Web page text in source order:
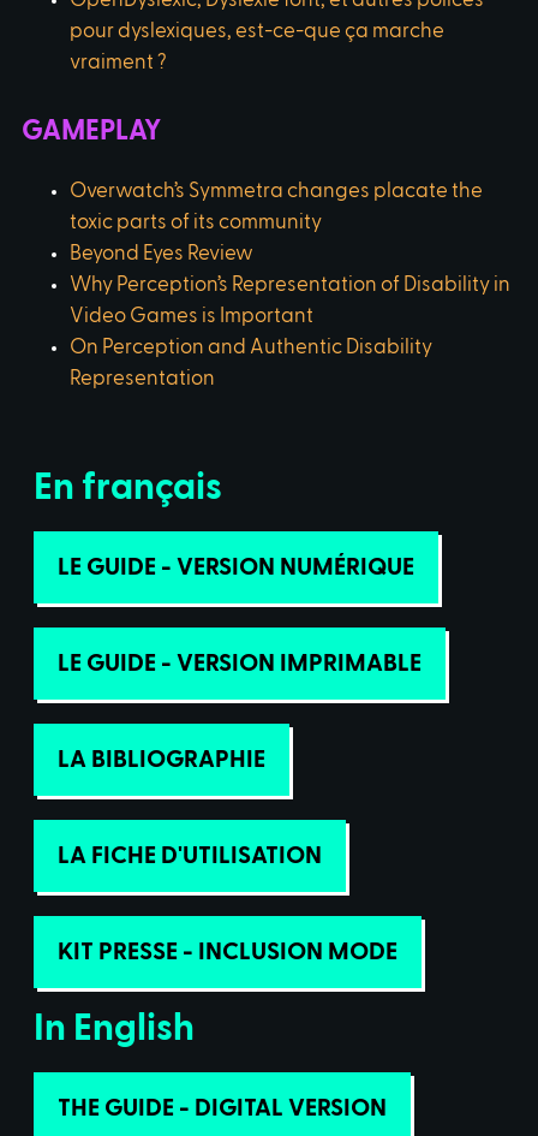
pour dyslexiques, est-ce-que ça marche
vraiment ?
GAMEPLAY
Overwatch’s Symmetra changes placate the
toxic parts of its community
Beyond Eyes Review
Why Perception’s Representation of Disability in
Video Games is Important
On Perception and Authentic Disability
Representation
En français
LE GUIDE - VERSION NUMÉRIQUE
LE GUIDE - VERSION IMPRIMABLE
LA BIBLIOGRAPHIE
LA FICHE D'UTILISATION
KIT PRESSE - INCLUSION MODE
In English
THE GUIDE - DIGITAL VERSION